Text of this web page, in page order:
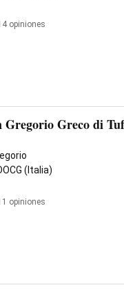
opiniones
Gregorio Greco di
(Italia)
opiniones